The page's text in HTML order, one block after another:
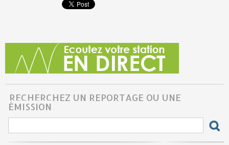
RECHERCHEZ UN REPORTAGE OU UNE
ÉMISSION